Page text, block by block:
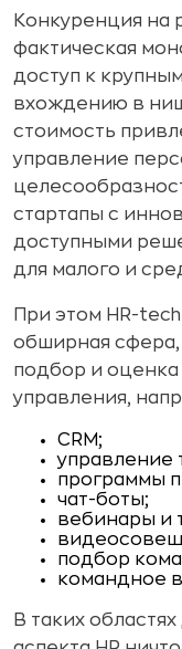
Конкуренция на
фактическая
доступ к
вхождению в
стоимость
управление
стартапы с
доступными
для малого и
При этом HR-
обширная сфера,
подбор и
управления,
CRM;
управление
программы
чат-боты;
вебинары и
подбор
командное
В таких